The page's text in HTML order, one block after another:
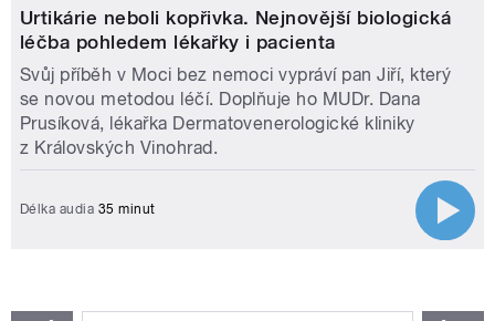
Urtikárie neboli kopřivka. Nejnovější biologická
léčba pohledem lékařky i pacienta
Svůj příběh v Moci bez nemoci vypráví pan Jiří, který
se novou metodou léčí. Doplňuje ho MUDr. Dana
Prusíková, lékařka Dermatovenerologické kliniky
z Královských Vinohrad.
Délka audia 35 minut